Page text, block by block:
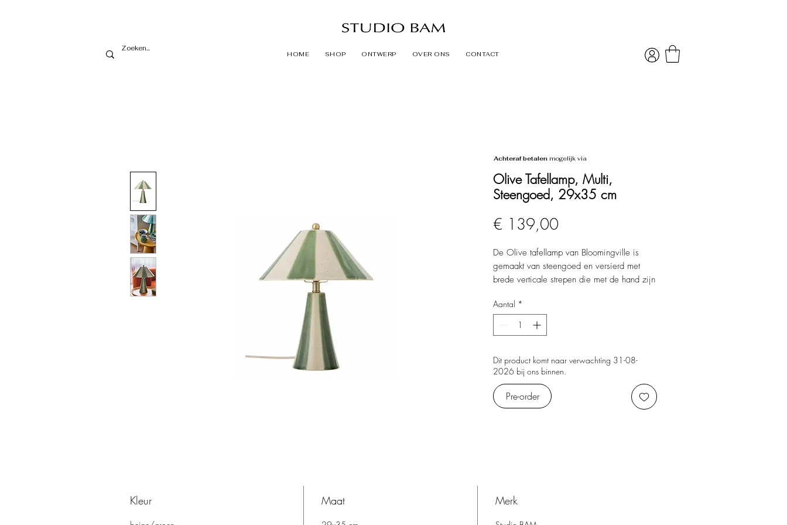
HOME SHOP ONTWERP OVER ONS CONTACT
Olive Tafellamp, Multi,
Steengoed, 29x35 cm
€ 139,00Prijs
De Olive tafellamp van Bloomingville is
gemaakt van steengoed en versierd met
brede verticale strepen die met de hand zijn
tinten. Het bijpassende gestreepte patroon
op zowel de basis als de schaduw zorgt
voor een zachte en samenhangende look,
Kleine variaties in patroon en kleurintensiteit
kunnen optreden, waardoor elk stuk uniek
wordt.
Aantal *
Dit product komt naar verwachting 31-08-
2026 bij ons binnen.
Pre-order
Kleur Maat Merk
Achteraf betalen mogelijk via